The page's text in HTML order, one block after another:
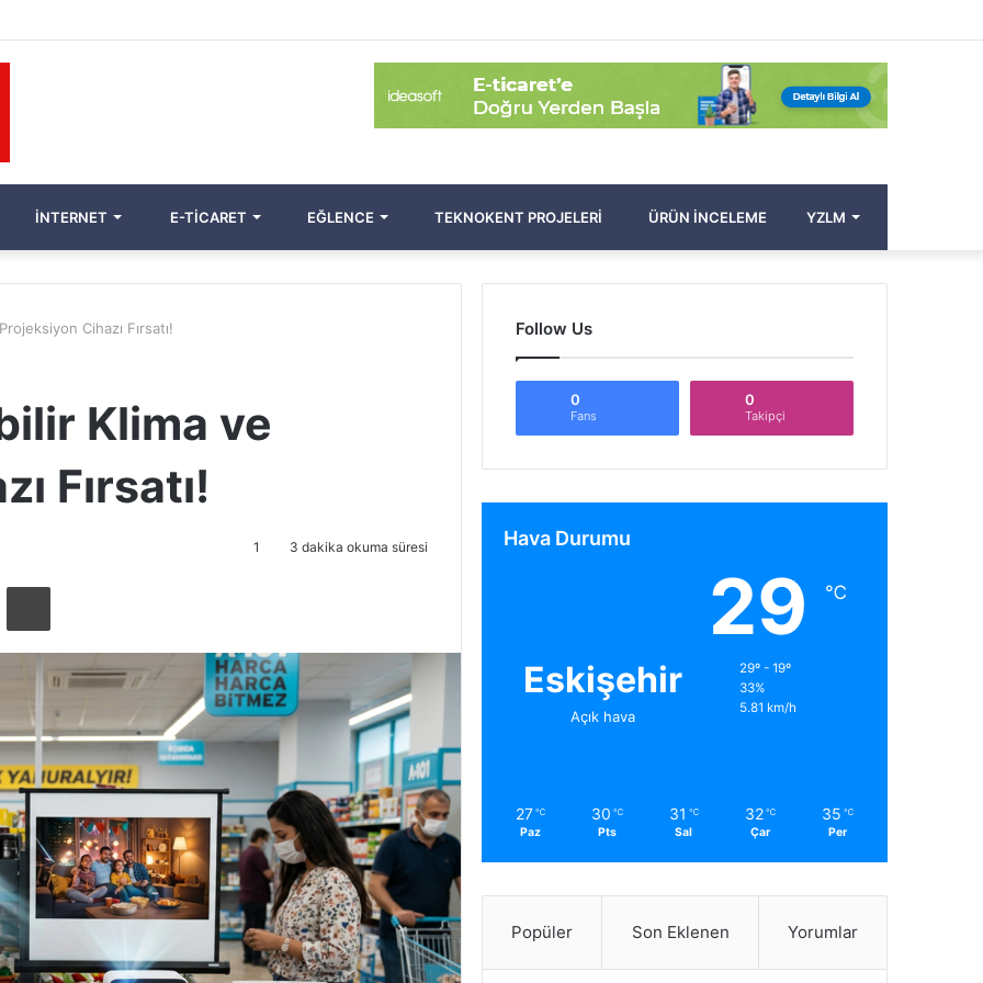
yap
...
Bölmesi
Makale
Ol
İNTERNET E-TICARET EĞLENCE TEKNOKENT PROJELERI ÜRÜN İNCELEME YZLM
Cihazı Fırsatı!
Klima ve
Fırsatı!
1 3 dakika okuma süresi
Follow Us
0
Fans
0
Takipçi
Hava Durumu
Eskişehir
Açık hava
29 ℃
29º - 19º
33%
5.81 km/h
27 ℃
Paz
30 ℃
Pts
31 ℃
Sal
32 ℃
Çar
35 ℃
Per
Popüler Son Eklenen Yorumlar